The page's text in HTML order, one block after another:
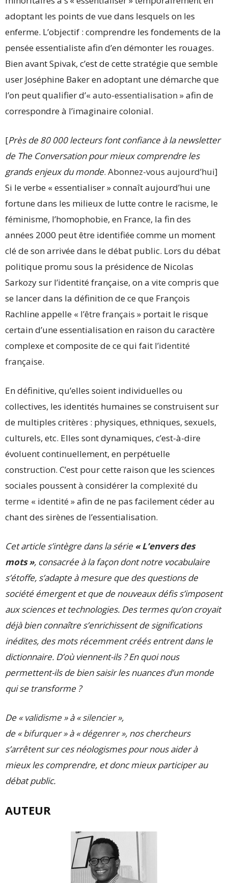
adoptant les points de vue dans lesquels on les
enferme. L’objectif : comprendre les fondements de la
pensée essentialiste afin d’en démonter les rouages.
Bien avant Spivak, c’est de cette stratégie que semble
user Joséphine Baker en adoptant une démarche que
l’on peut qualifier d’« auto-essentialisation »afin de
correspondre à l’imaginaire colonial.
[Près de 80 000 lecteurs font confiance à la newsletter
de The Conversation pour mieux comprendre les
grands enjeux du monde. Abonnez-vous aujourd’hui]
Si le verbe « essentialiser » connaît aujourd’hui une
fortune dans les milieux de lutte contre le racisme, le
féminisme, l’homophobie, en France, la fin des
années 2000 peut être identifiée comme un moment
clé de son arrivée dans le débat public. Lors du débat
politique promu sous la présidence de Nicolas
Sarkozy sur l’identité française, on a vite compris que
se lancer dans la définition de ce que François
Rachline appelle « l’être français » portait le risque
certain d’une essentialisation en raison du caractère
complexe et composite de ce qui fait l’identité
française.
En définitive, qu’elles soient individuelles ou
collectives, les identités humaines se construisent sur
de multiples critères : physiques, ethniques, sexuels,
culturels, etc. Elles sont dynamiques, c’est-à-dire
évoluent continuellement, en perpétuelle
construction. C’est pour cette raison que les sciences
sociales poussent à considérer la complexité du
terme « identité »afin de ne pas facilement céder au
chant des sirènes de l’essentialisation.
Cet article s’intègre dans la série « L’envers des
mots », consacrée à la façon dont notre vocabulaire
s’étoffe, s’adapte à mesure que des questions de
société émergent et que de nouveaux défis s’imposent
aux sciences et technologies. Des termes qu’on croyait
déjà bien connaître s’enrichissent de significations
inédites, des mots récemment créés entrent dans le
dictionnaire. D’où viennent-ils ? En quoi nous
permettent-ils de bien saisir les nuances d’un monde
qui se transforme ?
De « validisme »à« silencier »,
de « bifurquer »à« dégenrer », nos chercheurs
s’arrêtent sur ces néologismes pour nous aider à
mieux les comprendre, et donc mieux participer au
débat public.
AUTEUR